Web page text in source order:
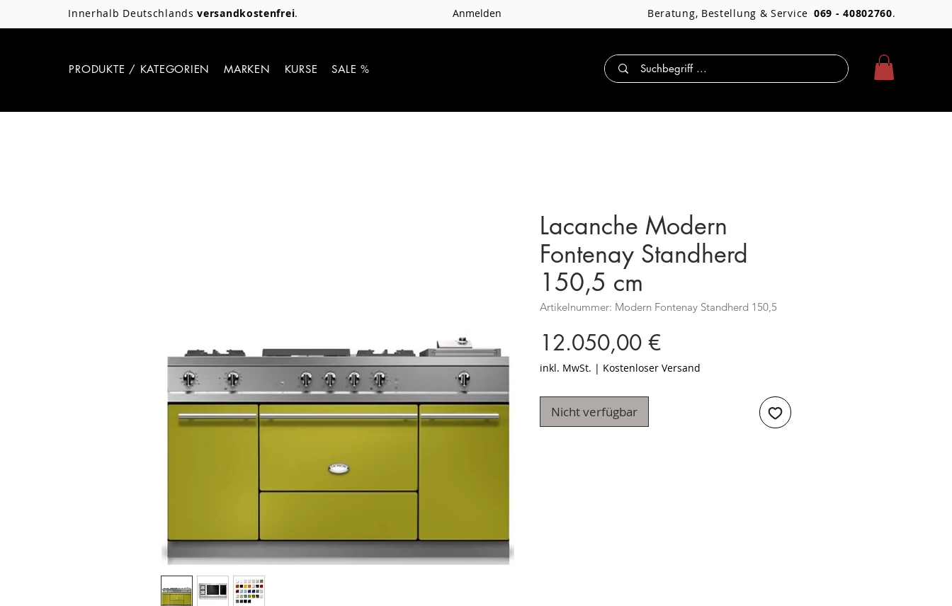
Innerhalb Deutschlandsversandkostenfrei. Anmelden Beratung, Bestellung & Service 069 - 40802760.
PRODUKTE / KATEGORIEN MARKEN KURSE SALE %
Lacanche Modern
Fontenay Standherd
150,5 cm
Artikelnummer: Modern Fontenay Standherd 150,5
12.050,00 €Preis
inkl. MwSt. | Kostenloser Versand
Nicht verfügbar